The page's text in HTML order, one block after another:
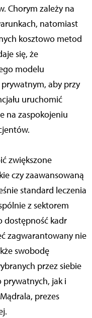
Chorym zależy na
natomiast
kosztowo metod
się, że
modelu
aby przy
uruchomić
na zaspokojeniu
zwiększone
czy zaawansowaną
standard leczenia
z sektorem
dostępność kadr
zagwarantowany nie
swobodę
przez siebie
jak i
prezes